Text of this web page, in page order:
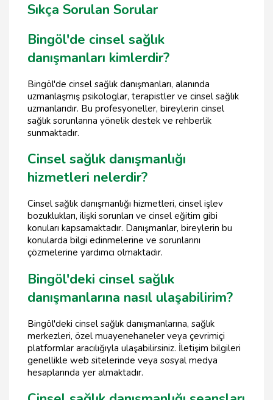
Sıkça Sorulan Sorular
Bingöl'de cinsel sağlık
danışmanları kimlerdir?
Bingöl'de cinsel sağlık danışmanları, alanında
uzmanlaşmış psikologlar, terapistler ve cinsel sağlık
uzmanlarıdır. Bu profesyoneller, bireylerin cinsel
sağlık sorunlarına yönelik destek ve rehberlik
sunmaktadır.
Cinsel sağlık danışmanlığı
hizmetleri nelerdir?
Cinsel sağlık danışmanlığı hizmetleri, cinsel işlev
bozuklukları, ilişki sorunları ve cinsel eğitim gibi
konuları kapsamaktadır. Danışmanlar, bireylerin bu
konularda bilgi edinmelerine ve sorunlarını
çözmelerine yardımcı olmaktadır.
Bingöl'deki cinsel sağlık
danışmanlarına nasıl ulaşabilirim?
Bingöl'deki cinsel sağlık danışmanlarına, sağlık
merkezleri, özel muayenehaneler veya çevrimiçi
platformlar aracılığıyla ulaşabilirsiniz. İletişim bilgileri
genellikle web sitelerinde veya sosyal medya
hesaplarında yer almaktadır.